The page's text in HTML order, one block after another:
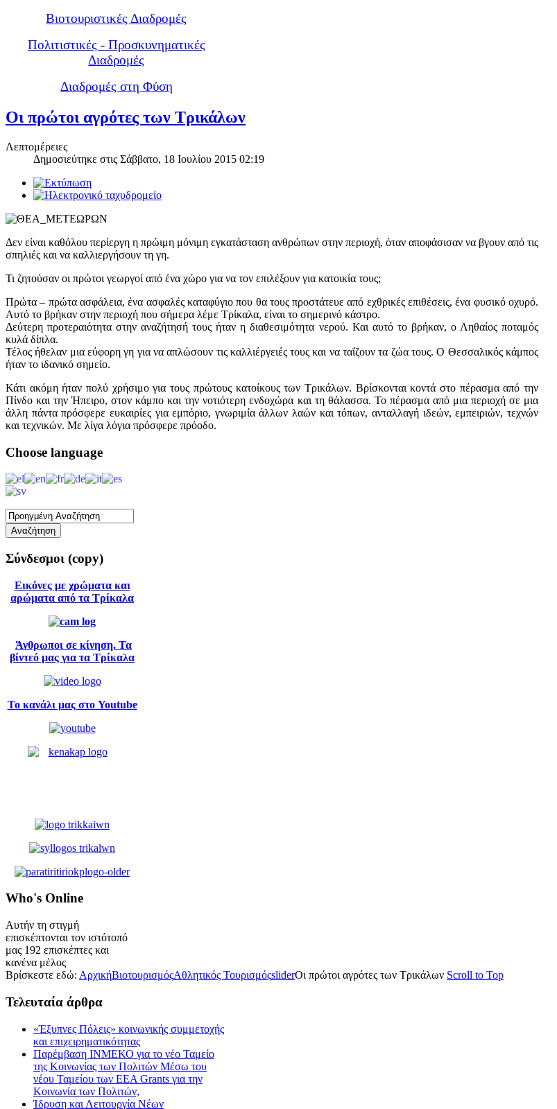
Βιοτουριστικές Διαδρομές
Πολιτιστικές - Προσκυνηματικές
Διαδρομές
Διαδρομές στη Φύση
Οι πρώτοι αγρότες των Τρικάλων
Λεπτομέρειες
Δημοσιεύτηκε στις Σάββατο, 18 Ιουλίου 2015 02:19
Δεν είναι καθόλου περίεργη η πρώιμη μόνιμη εγκατάσταση ανθρώπων στην περιοχή, όταν αποφάσισαν να βγουν από τις
σπηλιές και να καλλιεργήσουν τη γη.
Τι ζητούσαν οι πρώτοι γεωργοί από ένα χώρο για να τον επιλέξουν για κατοικία τους;
Πρώτα – πρώτα ασφάλεια, ένα ασφαλές καταφύγιο που θα τους προστάτευε από εχθρικές επιθέσεις, ένα φυσικό οχυρό.
Αυτό το βρήκαν στην περιοχή που σήμερα λέμε Τρίκαλα, είναι το σημερινό κάστρο.
Δεύτερη προτεραιότητα στην αναζήτησή τους ήταν η διαθεσιμότητα νερού. Και αυτό το βρήκαν, ο Ληθαίος ποταμός
κυλά δίπλα.
Τέλος ήθελαν μια εύφορη γη για να απλώσουν τις καλλιέργειές τους και να ταΐζουν τα ζώα τους. Ο Θεσσαλικός κάμπος
ήταν το ιδανικό σημείο.
Κάτι ακόμη ήταν πολύ χρήσιμο για τους πρώτους κατοίκους των Τρικάλων. Βρίσκονται κοντά στο πέρασμα από την
Πίνδο και την Ήπειρο, στον κάμπο και την νοτιότερη ενδοχώρα και τη θάλασσα. Το πέρασμα από μια περιοχή σε μια
άλλη πάντα πρόσφερε ευκαιρίες για εμπόριο, γνωριμία άλλων λαών και τόπων, ανταλλαγή ιδεών, εμπειριών, τεχνών
και τεχνικών. Με λίγα λόγια πρόσφερε πρόοδο.
Choose language
Σύνδεσμοι (copy)
Εικόνες με χρώματα και
αρώματα από τα Τρίκαλα
Άνθρωποι σε κίνηση. Τα
βίντεό μας για τα Τρίκαλα
Το κανάλι μας στο Youtube
Who's Online
Αυτήν τη στιγμή
επισκέπτονται τον ιστότοπό
μας 192 επισκέπτες και
κανένα μέλος
Βρίσκεστε εδώ: ΑρχικήΒιοτουρισμόςΑθλητικός ΤουρισμόςsliderΟι πρώτοι αγρότες των Τρικάλων Scroll to Top
Τελευταία άρθρα
«Έξυπνες Πόλεις» κοινωνικής συμμετοχής
και επιχειρηματικότητας
Παρέμβαση ΙΝΜΕΚΟ για το νέο Ταμείο
της Κοινωνίας των Πολιτών Μέσω του
νέου Ταμείου των ΕΕΑ Grants για την
Κοινωνία των Πολιτών,
Ίδρυση και Λειτουργία Νέων